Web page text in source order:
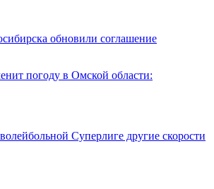
обновили соглашение
погоду в Омской области:
Суперлиге другие скорости